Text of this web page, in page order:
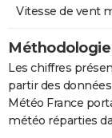
Vitesse de vent
Méthodologie
Les chiffres
partir des
Météo France
météo réparties